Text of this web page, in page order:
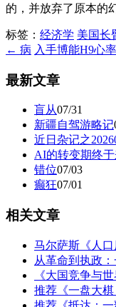
的，并放弃了原本的
标签： 经济学 美国长
← 病 入手博能H9心
最新文章
盲从07/31
新疆自驾游略记
近日杂记之
AI的转变期终于
错位07/03
癫狂07/01
相关文章
马尔萨斯《人
从革命到执政
《大国竞争与
推荐《一盘大棋